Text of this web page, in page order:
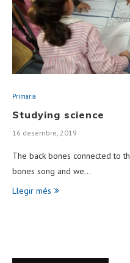
Primaria
Studying science
16 desembre, 2019
The back bones connected to
bones song and we…
Llegir més